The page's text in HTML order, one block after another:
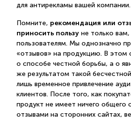
для антирекламы вашей компании.
Помните, рекомендация или
приносить пользуне только вам,
пользователям. Мы однозначно
«отзывов» на продукцию. В этом
о способе честной борьбы, а о
же результатом такой
лишь временное привлечение
клиентов. После того, как
продукт не имеет ничего общего
отзывами на сторонних сайтах,